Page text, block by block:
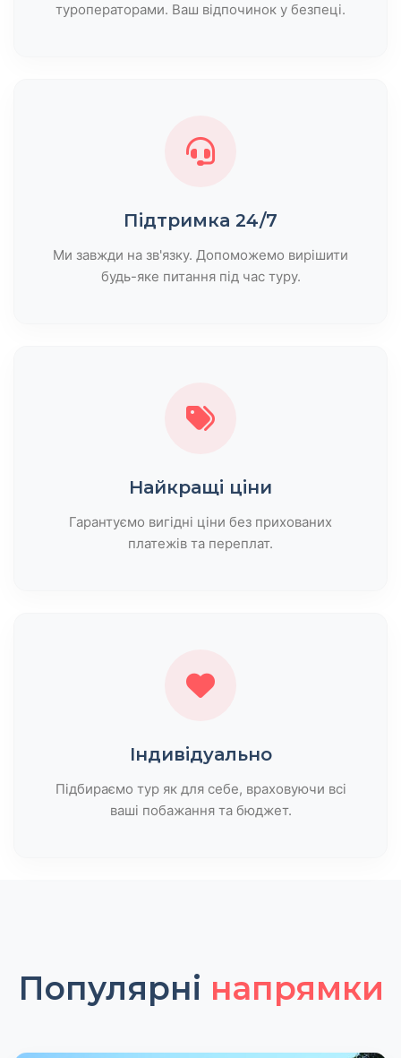
туроператорами. Ваш відпочинок у безпеці.
Підтримка 24/7
Ми завжди на зв'язку. Допоможемо вирішити
будь-яке питання під час туру.
Найкращі ціни
Гарантуємо вигідні ціни без прихованих
платежів та переплат.
Індивідуально
Підбираємо тур як для себе, враховуючи всі
ваші побажання та бюджет.
Популярні напрямки